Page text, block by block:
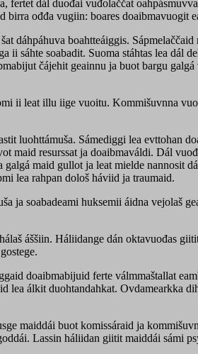
fertet dál duođai vuđolaččat
ođđa vugiin: boares doaibmavuogit
dáhpáhuva boahtteáiggis. Sápmelaččaid
sáhte soabadit. Suoma stáhtas lea dál
čájehit geainnu ja buot bargu
ii leat illu iige vuoitu. Kommišuvnna
luohttámuša. Sámediggi lea evttohan
maid resurssat ja doaibmaváldi. Dál
maid gullot ja leat mielde nannosit
lea rahpan dološ háviid ja traumaid.
ja soabadeami huksemii áidna vejolaš
áššiin. Háliidange dán oktavuođas
doaibmabijuid ferte válmmaštallat
lea álkit duohtandahkat. Ovdamearkka
maiddái buot komissáraid ja
Lassin háliidan giitit maiddái sámi